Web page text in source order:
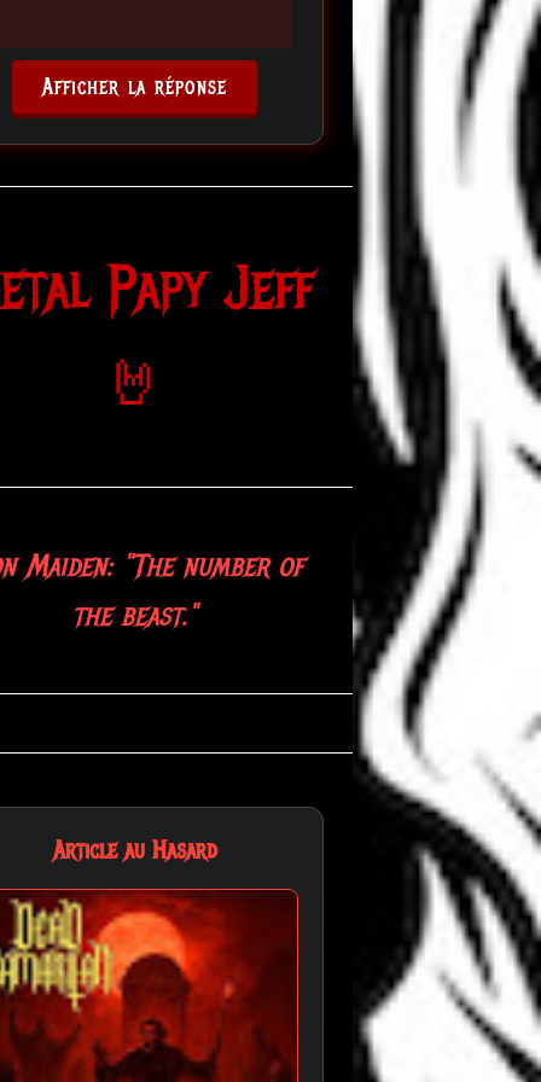
Afficher la réponse
Papy Jeff
🤘
Maiden: "The number of
the beast."
Article au Hasard